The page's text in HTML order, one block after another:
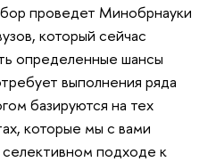
проведет Минобрнауки
который сейчас
определенные шансы
выполнения ряда
базируются на тех
которые мы с вами
подходе к